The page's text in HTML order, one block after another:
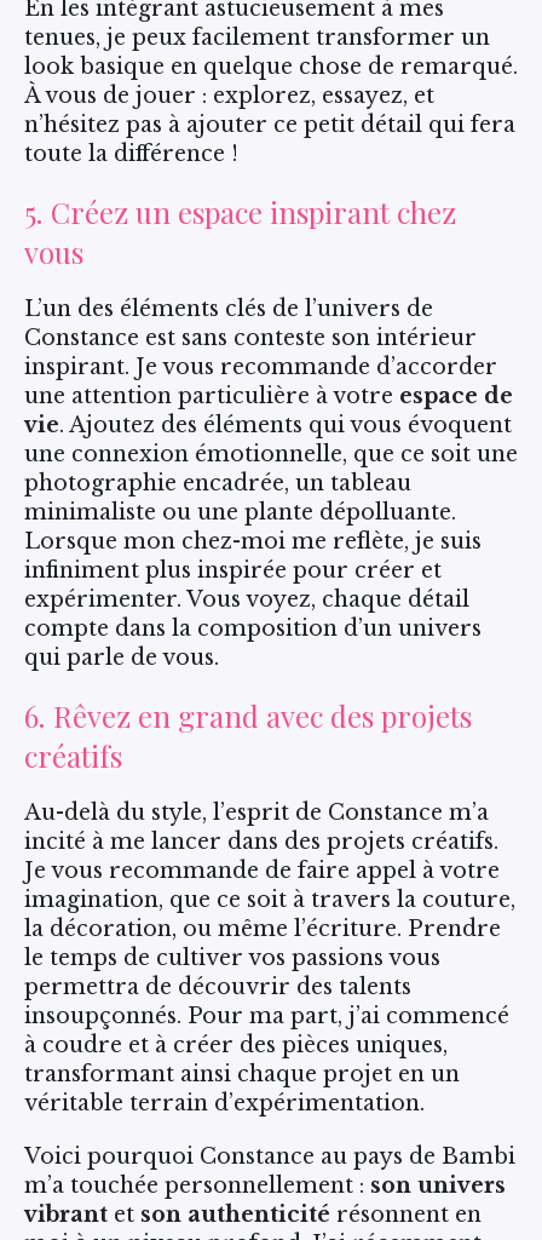
En les intégrant astucieusement à mes
tenues, je peux facilement transformer un
look basique en quelque chose de remarqué.
À vous de jouer : explorez, essayez, et
n’hésitez pas à ajouter ce petit détail qui fera
toute la différence !
5. Créez un espace inspirant chez
vous
L’un des éléments clés de l’univers de
Constance est sans conteste son intérieur
inspirant. Je vous recommande d’accorder
une attention particulière à votre espace de
vie. Ajoutez des éléments qui vous évoquent
une connexion émotionnelle, que ce soit une
photographie encadrée, un tableau
minimaliste ou une plante dépolluante.
Lorsque mon chez-moi me reflète, je suis
infiniment plus inspirée pour créer et
expérimenter. Vous voyez, chaque détail
compte dans la composition d’un univers
qui parle de vous.
6. Rêvez en grand avec des projets
créatifs
Au-delà du style, l’esprit de Constance m’a
incité à me lancer dans des projets créatifs.
Je vous recommande de faire appel à votre
imagination, que ce soit à travers la couture,
la décoration, ou même l’écriture. Prendre
le temps de cultiver vos passions vous
permettra de découvrir des talents
insoupçonnés. Pour ma part, j’ai commencé
à coudre et à créer des pièces uniques,
transformant ainsi chaque projet en un
véritable terrain d’expérimentation.
Voici pourquoi Constance au pays de Bambi
m’a touchée personnellement : son univers
vibrant et son authenticité résonnent en